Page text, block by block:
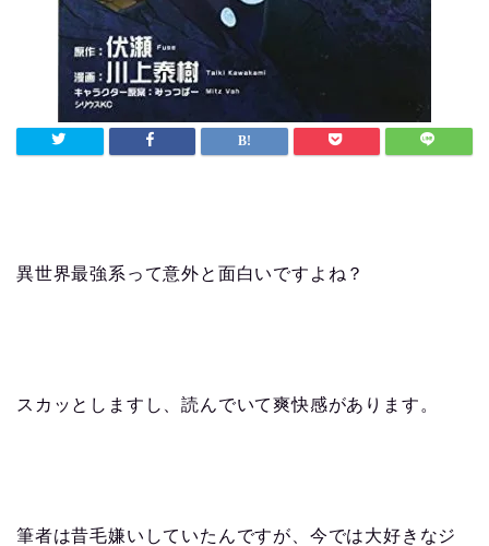
異世界最強系って意外と面白いですよね？
スカッとしますし、読んでいて爽快感があります。
筆者は昔毛嫌いしていたんですが、今では大好きなジ